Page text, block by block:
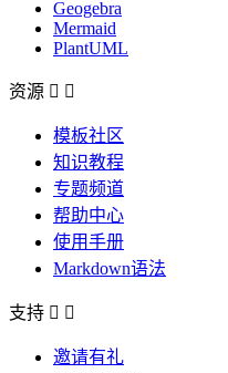
Geogebra
Mermaid
PlantUML
资源  
模板社区
知识教程
专题频道
帮助中心
使用手册
Markdown语法
支持  
邀请有礼